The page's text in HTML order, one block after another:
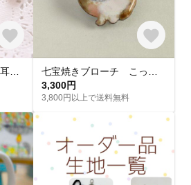
3,300円
3,800円以上で送料無料